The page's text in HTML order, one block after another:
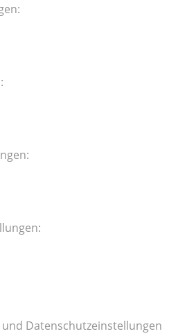
Datenschutzeinstellungen